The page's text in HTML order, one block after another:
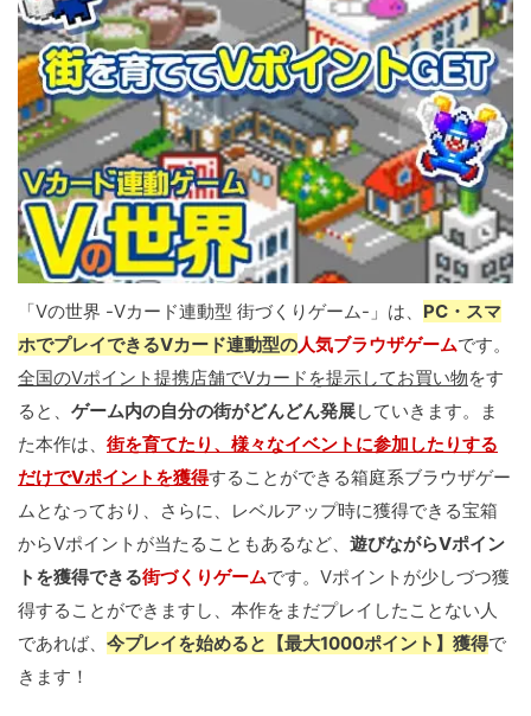
「Vの世界 -Vカード連動型 街づくりゲーム-」は、 PC・スマ
ホでプレイできるVカード連動型の人気ブラウザゲームです。
全国のVポイント提携店舗でVカードを提示してお買い物をす
ると、 ゲーム内の自分の街がどんどん発展していきます。ま
た本作は、 街を育てたり、様々なイベントに参加したりする
だけでVポイントを獲得することができる箱庭系ブラウザゲー
ムとなっており、さらに、レベルアップ時に獲得できる宝箱
からVポイントが当たることもあるなど、 遊びながらVポイン
トを獲得できる街づくりゲームです。Vポイントが少しづつ獲
得することができますし、本作をまだプレイしたことない人
であれば、 今プレイを始めると【最大1000ポイント】獲得で
きます！